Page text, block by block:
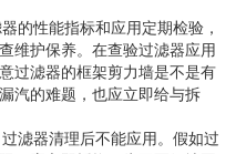
的性能指标和应用定期检验，
维护保养。在查验过滤器应用
过滤器的框架剪力墙是不是有
汽的难题，也应立即给与拆
滤器清理后不能应用。假如过